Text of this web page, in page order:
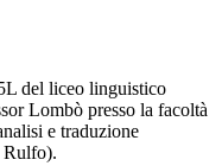
del liceo linguistico
Lombò presso la facoltà
e traduzione
Rulfo).